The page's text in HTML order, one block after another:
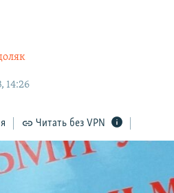
14:26
Читать без VPN